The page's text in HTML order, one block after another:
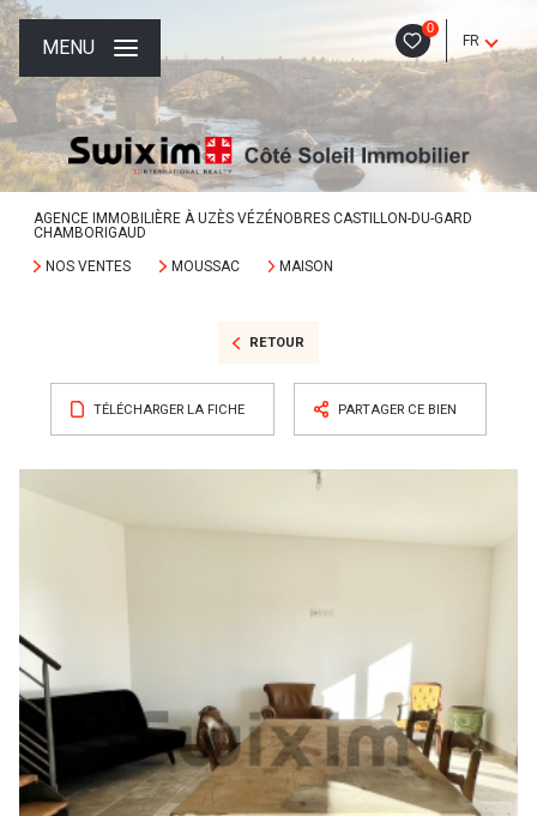
0
FR
MENU
AGENCE IMMOBILIÈRE À UZÈS VÉZÉNOBRES CASTILLON-DU-GARD
CHAMBORIGAUD
NOS VENTES
MOUSSAC MAISON
RETOUR
TÉLÉCHARGER LA FICHE PARTAGER CE BIEN